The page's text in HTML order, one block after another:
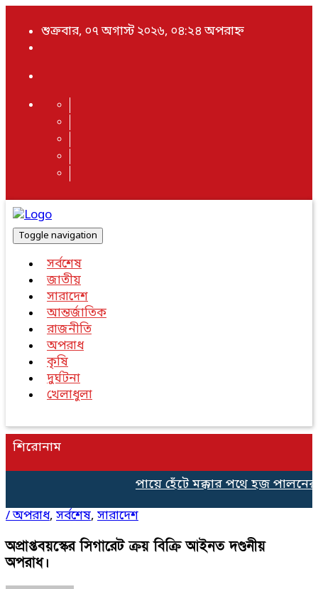
শুক্রবার, ০৭ অগাস্ট ২০২৬, ০৪:২৪ অপরাহ্ন
Toggle navigation
সর্বশেষ
জাতীয়
সারাদেশ
আন্তর্জাতিক
রাজনীতি
অপরাধ
কৃষি
দুর্ঘটনা
খেলাধুলা
শিরোনাম
পায়ে হেঁটে মক্কার পথে হজ পালনের
/অপরাধ, সর্বশেষ, সারাদেশ
অপ্রাপ্তবয়স্কের সিগারেট ক্রয় বিক্রি আইনত দণ্ডনীয়
অপরাধ।